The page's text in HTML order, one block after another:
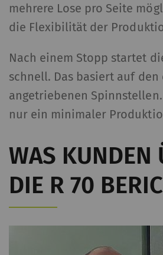
mehrere Lose pro Seite
die Flexibilität der
Nach einem Stopp startet
schnell. Das basiert auf den
angetriebenen
nur ein minimaler
WAS KUNDEN
DIE R 70